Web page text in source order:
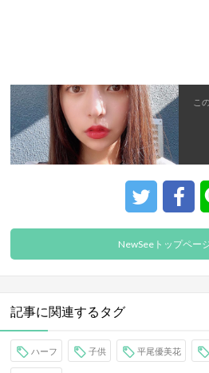
こ
NewSeeトップペー
記事に関連するタグ
ハーフ 子供 平尾優美花